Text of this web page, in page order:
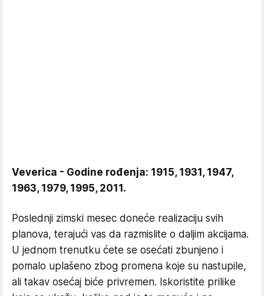
Veverica - Godine rođenja: 1915, 1931, 1947,
1963, 1979, 1995, 2011.
Poslednji zimski mesec doneće realizaciju svih
planova, terajući vas da razmislite o daljim akcijama.
U jednom trenutku ćete se osećati zbunjeno i
pomalo uplašeno zbog promena koje su nastupile,
ali takav osećaj biće privremen. Iskoristite prilike